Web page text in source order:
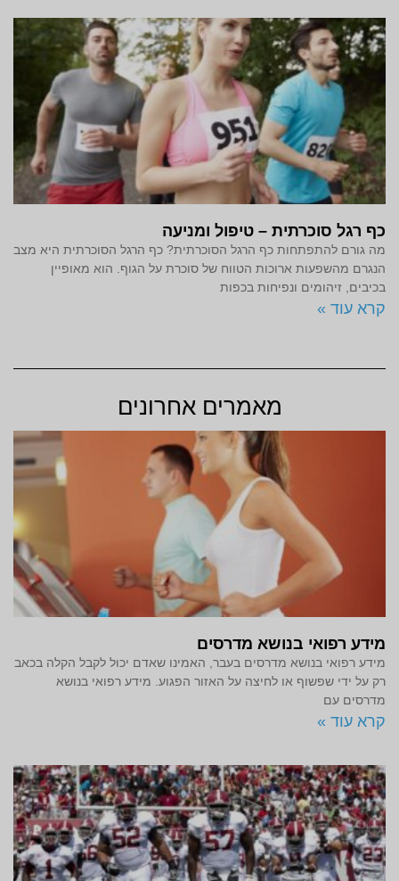
כף רגל סוכרתית – טיפול ומניעה
מה גורם להתפתחות כף הרגל הסוכרתית? כף הרגל הסוכרתית היא מצב
הנגרם מהשפעות ארוכות הטווח של סוכרת על הגוף. הוא מאופיין
בכיבים, זיהומים ונפיחות בכפות
קרא עוד »
מאמרים אחרונים
מידע רפואי בנושא מדרסים
מידע רפואי בנושא מדרסים בעבר, האמינו שאדם יכול לקבל הקלה בכאב
רק על ידי שפשוף או לחיצה על האזור הפגוע. מידע רפואי בנושא
מדרסים עם
קרא עוד »